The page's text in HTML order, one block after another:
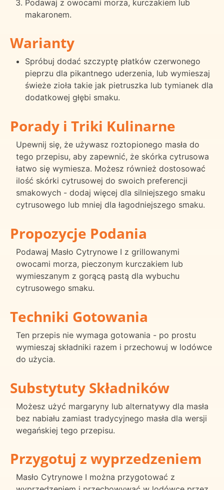
Podawaj z owocami morza, kurczakiem lub
makaronem.
Warianty
Spróbuj dodać szczyptę płatków czerwonego
pieprzu dla pikantnego uderzenia, lub wymieszaj
świeże zioła takie jak pietruszka lub tymianek dla
dodatkowej głębi smaku.
Porady i Triki Kulinarne
Upewnij się, że używasz roztopionego masła do
tego przepisu, aby zapewnić, że skórka cytrusowa
łatwo się wymiesza. Możesz również dostosować
ilość skórki cytrusowej do swoich preferencji
smakowych - dodaj więcej dla silniejszego smaku
cytrusowego lub mniej dla łagodniejszego smaku.
Propozycje Podania
Podawaj Masło Cytrynowe I z grillowanymi
owocami morza, pieczonym kurczakiem lub
wymieszanym z gorącą pastą dla wybuchu
cytrusowego smaku.
Techniki Gotowania
Ten przepis nie wymaga gotowania - po prostu
wymieszaj składniki razem i przechowuj w lodówce
do użycia.
Substytuty Składników
Możesz użyć margaryny lub alternatywy dla masła
bez nabiału zamiast tradycyjnego masła dla wersji
wegańskiej tego przepisu.
Przygotuj z wyprzedzeniem
Masło Cytrynowe I można przygotować z